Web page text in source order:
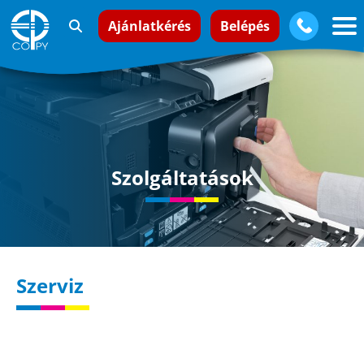
Ajánlatkérés Belépés
Szolgáltatások
Szerviz